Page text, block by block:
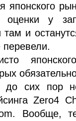
оценки у
и
перевели.
сих пор
Zero4
Вообще,